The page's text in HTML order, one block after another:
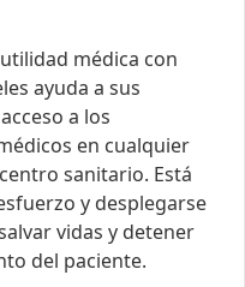
médica con
ayuda a sus
a los
en cualquier
sanitario. Está
y desplegarse
vidas y detener
del paciente.